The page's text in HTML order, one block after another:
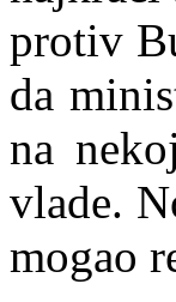
protiv
da
na
vlade.
mogao